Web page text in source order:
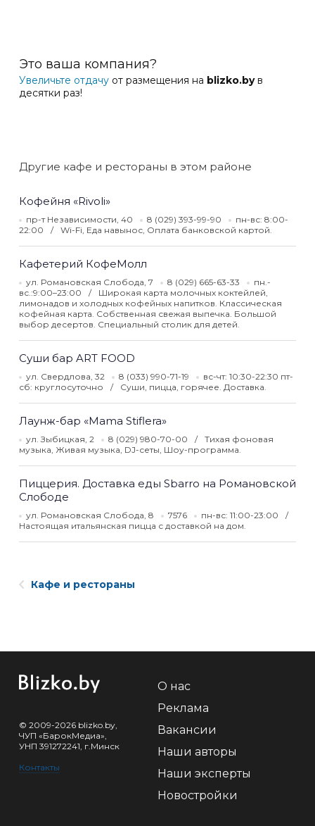
Это ваша компания?
Увеличьте отдачу от размещения на blizko.byв
десятки раз!
Другие кафе и рестораны в этом районе
Кофейня «Rivoli»
пр-т Независимости, 40 8 (029) 393-99-90
пн-вс: 8:00-
22:00
Wi-Fi, Еда навынос, Оплата банковской картой.
Кафетерий КофеМолл
ул. Романовская Слобода, 7 8 (029) 665-63-33
пн.-
вс.:9:00–23:00
Широкая карта молочных коктейлей,
лимонадов и холодных кофейных напитков. Классическая
кофейная карта. Собственная свежая выпечка. Большой
выбор десертов. Специальный столик для детей.
Суши бар ART FOOD
ул. Свердлова, 32 8 (033) 990-71-19
вс-чт: 10:30-22:30 пт-
сб: круглосуточно
Суши, пицца, горячее. Доставка.
Лаунж-бар «Mama Stiflera»
ул. Зыбицкая, 2 8 (029) 980-70-00
Тихая фоновая
музыка, Живая музыка, DJ-сеты, Шоу-программа.
Пиццерия. Доставка еды Sbarro на Романовской
Слободе
ул. Романовская Слобода, 8 7576
пн-вс: 11:00-23:00
Настоящая итальянская пицца с доставкой на дом.
Кафе и рестораны
© 2009-2026 blizko.by,
ЧУП «БарокМедиа»,
УНП 391272241, г.Минск
Контакты
О нас
Реклама
Вакансии
Наши авторы
Наши эксперты
Новостройки